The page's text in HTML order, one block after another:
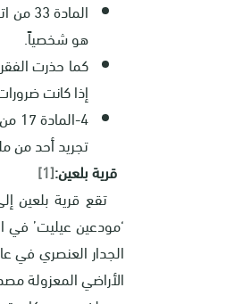
هو شخصياً.
إذا كانت
تجريد أحد من
قرية بلعين:[1]
الأراضي المعزولة